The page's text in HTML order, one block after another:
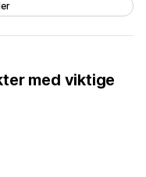
med viktige